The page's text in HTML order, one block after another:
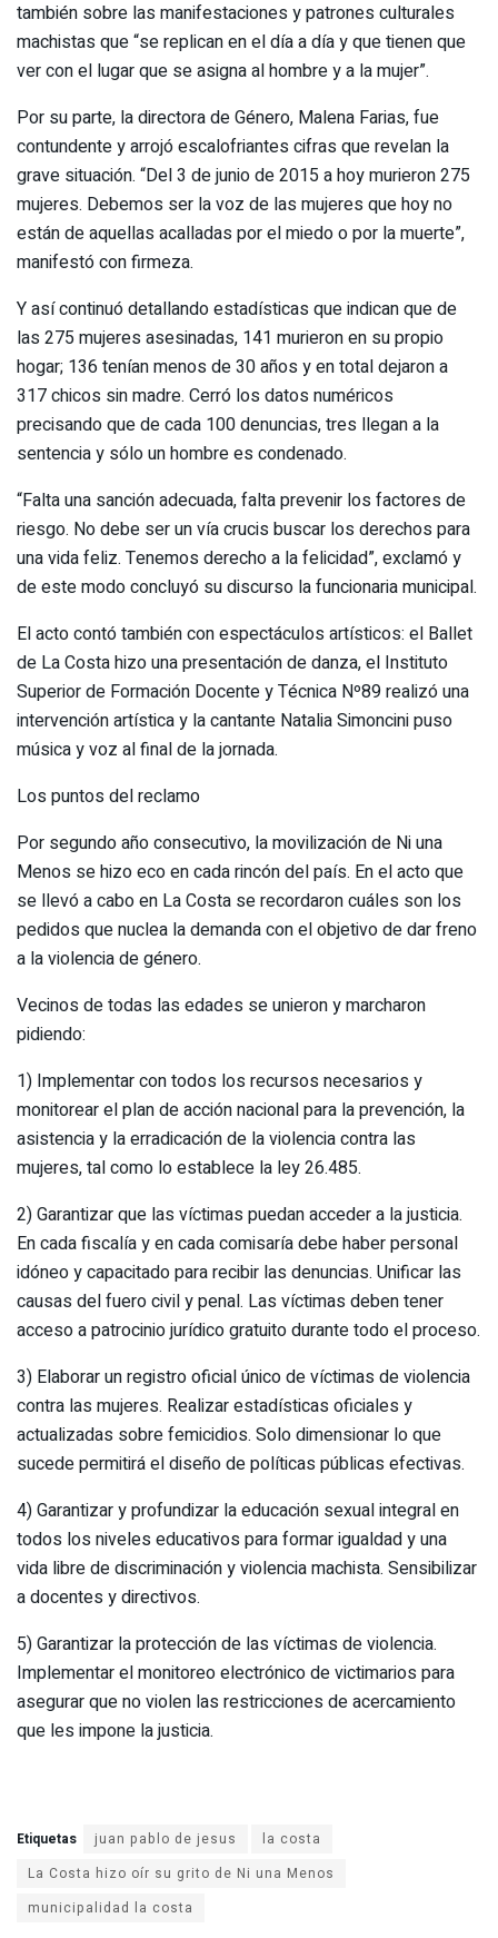
también sobre las manifestaciones y patrones culturales
machistas que “se replican en el día a día y que tienen que
ver con el lugar que se asigna al hombre y a la mujer”.
Por su parte, la directora de Género, Malena Farias, fue
contundente y arrojó escalofriantes cifras que revelan la
grave situación. “Del 3 de junio de 2015 a hoy murieron 275
mujeres. Debemos ser la voz de las mujeres que hoy no
están de aquellas acalladas por el miedo o por la muerte”,
manifestó con firmeza.
Y así continuó detallando estadísticas que indican que de
las 275 mujeres asesinadas, 141 murieron en su propio
hogar; 136 tenían menos de 30 años y en total dejaron a
317 chicos sin madre. Cerró los datos numéricos
precisando que de cada 100 denuncias, tres llegan a la
sentencia y sólo un hombre es condenado.
“Falta una sanción adecuada, falta prevenir los factores de
riesgo. No debe ser un vía crucis buscar los derechos para
una vida feliz. Tenemos derecho a la felicidad”, exclamó y
de este modo concluyó su discurso la funcionaria municipal.
El acto contó también con espectáculos artísticos: el Ballet
de La Costa hizo una presentación de danza, el Instituto
Superior de Formación Docente y Técnica Nº89 realizó una
intervención artística y la cantante Natalia Simoncini puso
música y voz al final de la jornada.
Los puntos del reclamo
Por segundo año consecutivo, la movilización de Ni una
Menos se hizo eco en cada rincón del país. En el acto que
se llevó a cabo en La Costa se recordaron cuáles son los
pedidos que nuclea la demanda con el objetivo de dar freno
a la violencia de género.
Vecinos de todas las edades se unieron y marcharon
pidiendo:
1) Implementar con todos los recursos necesarios y
monitorear el plan de acción nacional para la prevención, la
asistencia y la erradicación de la violencia contra las
mujeres, tal como lo establece la ley 26.485.
2) Garantizar que las víctimas puedan acceder a la justicia.
En cada fiscalía y en cada comisaría debe haber personal
idóneo y capacitado para recibir las denuncias. Unificar las
causas del fuero civil y penal. Las víctimas deben tener
acceso a patrocinio jurídico gratuito durante todo el proceso.
3) Elaborar un registro oficial único de víctimas de violencia
contra las mujeres. Realizar estadísticas oficiales y
actualizadas sobre femicidios. Solo dimensionar lo que
sucede permitirá el diseño de políticas públicas efectivas.
4) Garantizar y profundizar la educación sexual integral en
todos los niveles educativos para formar igualdad y una
vida libre de discriminación y violencia machista. Sensibilizar
a docentes y directivos.
5) Garantizar la protección de las víctimas de violencia.
Implementar el monitoreo electrónico de victimarios para
asegurar que no violen las restricciones de acercamiento
que les impone la justicia.
Etiquetas juan pablo de jesus
la costa
La Costa hizo oír su grito de Ni una Menos
municipalidad la costa